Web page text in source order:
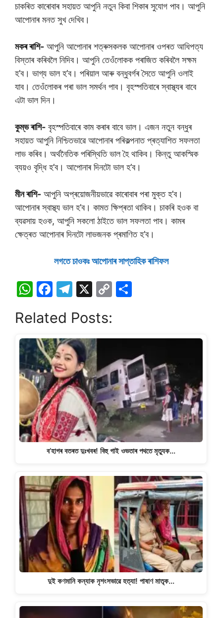
চাকৰিত কাৰোবাৰ সহায়ত আপুনি নতুন কিবা শিকাৰ সুযোগ পাব। আপুনি
আপোনাৰ মনত সুখ দেখিব।
মকৰ ৰাশি- আপুনি আপোনাৰ শত্ৰুসকলক আপোনাৰ ওপৰত আধিপত্য
বিস্তাৰ কৰিবলৈ নিদিব। আপুনি তেওঁলোকক পৰাজিত কৰিবলৈ সক্ষম
হ’ব। ভাগ্য ভাল হ’ব। পৰিয়াল আৰু বন্ধুবৰ্গৰ সৈতে আপুনি ওলাই
যাব। তেওঁলোকৰ পৰা ভাল সমৰ্থন পাব। বৃহস্পতিবাৰে স্বাস্থ্যৰ বাবে
এটা ভাল দিন।
কুম্ভ ৰাশি- বৃহস্পতিবাৰে কাম কৰাৰ বাবে ভাল। এজন নতুন বন্ধুৰ
সহায়ত আপুনি নিশ্চিতভাৱে আপোনাৰ পৰিকল্পনাত প্ৰত্যাশিত সফলতা
লাভ কৰিব। অৰ্থনৈতিক পৰিস্থিতি ভাল হৈ থাকিব। কিন্তু আকস্মিক
ব্যয়ও বৃদ্ধি হ’ব। আপোনাৰ দিনটো ভাল হ’ব।
মীন ৰাশি- আপুনি অপ্ৰয়োজনীয়ভাৱে কাৰোবাৰ পৰা মুক্ত হ’ব।
আপোনাৰ স্বাস্থ্য ভাল হ’ব। কামত ক্ষিপ্ৰতা থাকিব। চাকৰি হওক বা
ব্যৱসায় হওক, আপুনি সকলো ঠাইতে ভাল সফলতা পাব। কামৰ
ক্ষেত্ৰত আপোনাৰ দিনটো লাভজনক প্ৰমাণিত হ’ব।
লগতে চাওকঃ আপােনাৰ সাপ্তাহিক ৰাশিফল
W
at
s
A
p
p
F
c
e
b
o
o
k
T
e
gr
a
m
X
C
y
n
k
e
Related Posts:
ব’হাগৰ বতৰত দুঃখবৰ! বিহু গাই ওভতাৰ পথতে মৃত্যুক…
দুই কণমানি কন্যাক নৃশংসভাৱে হত্যা! পাষাণ মাতৃক…